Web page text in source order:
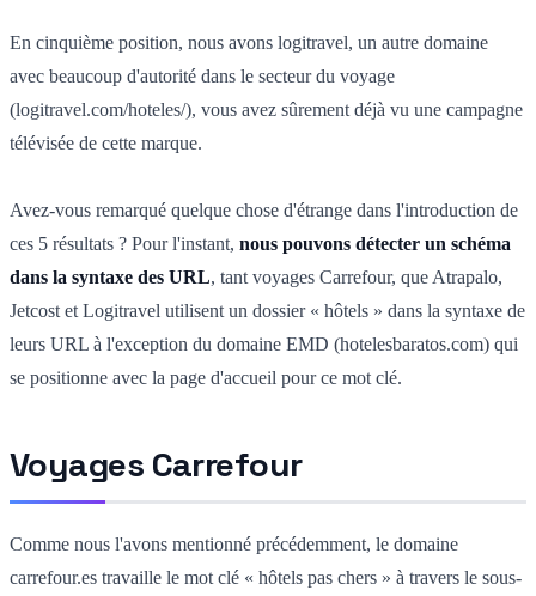
En cinquième position, nous avons logitravel, un autre domaine
avec beaucoup d'autorité dans le secteur du voyage
(logitravel.com/hoteles/), vous avez sûrement déjà vu une campagne
télévisée de cette marque.
Avez-vous remarqué quelque chose d'étrange dans l'introduction de
ces 5 résultats ? Pour l'instant, nous pouvons détecter un schéma
dans la syntaxe des URL, tant voyages Carrefour, que Atrapalo,
Jetcost et Logitravel utilisent un dossier « hôtels » dans la syntaxe de
leurs URL à l'exception du domaine EMD (hotelesbaratos.com) qui
se positionne avec la page d'accueil pour ce mot clé.
Voyages Carrefour
Comme nous l'avons mentionné précédemment, le domaine
carrefour.es travaille le mot clé « hôtels pas chers » à travers le sous-